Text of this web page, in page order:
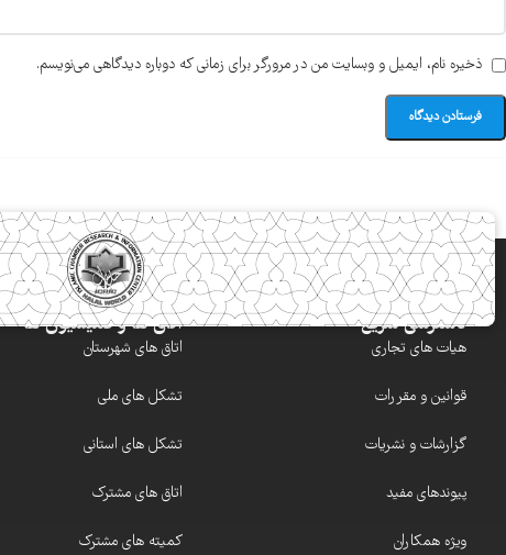
ذخیره نام، ایمیل و وبسایت من در مرورگر برای زمانی که دوباره دیدگاهی می‌نویسم.
دسترسی سریع
هیات های تجاری
قوانین و مقررات
گزارشات و نشریات
پیوندهای مفید
ویژه همکاران
اتاق ها و کمیسیون ها
اتاق های شهرستان
تشکل های ملی
تشکل های استانی
اتاق های مشترک
کمیته های مشترک